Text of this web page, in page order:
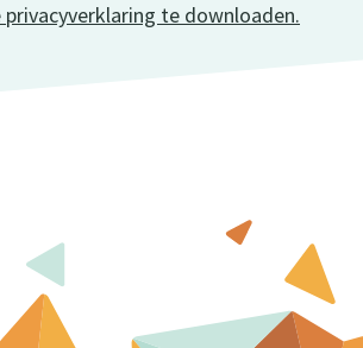
privacyverklaring te downloaden.